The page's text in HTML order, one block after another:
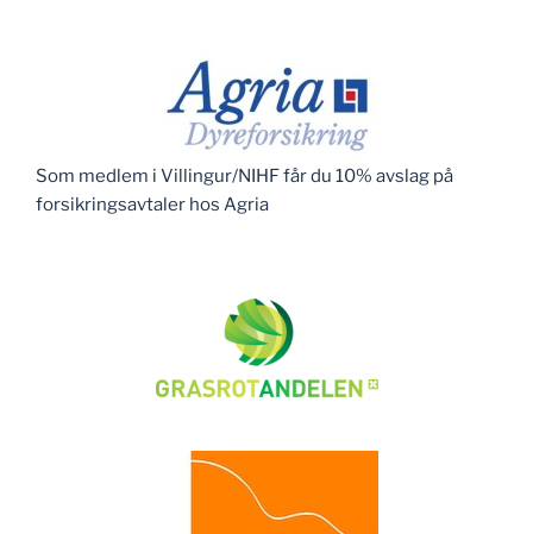
Som medlem i Villingur/NIHF får du 10% avslag på
forsikringsavtaler hos Agria